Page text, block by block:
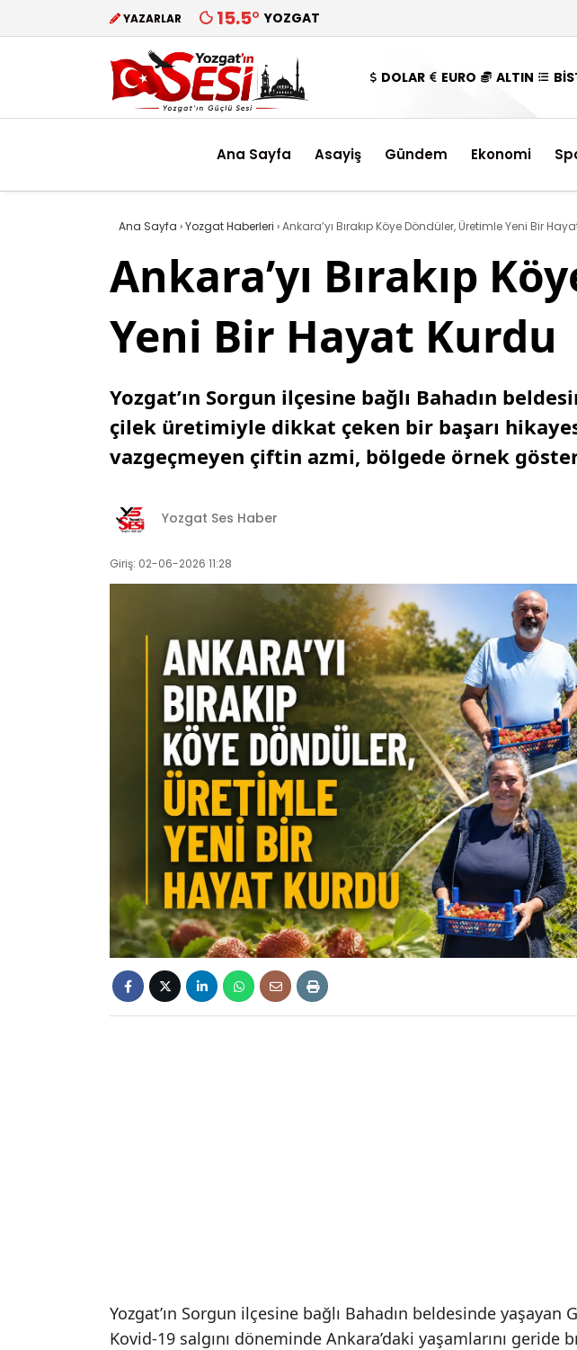
YAZARLAR 15.5° YOZGAT
DOLAR EURO ALTIN
Ana Sayfa Asayiş Gündem Ekonomi
Ana Sayfa ›Yozgat Haberleri ›Ankara’yı Bırakıp Köye Döndüler, Üretimle Yeni Bir
Ankara’yı Bırakıp
Yeni Bir Hayat Kurdu
Yozgat’ın Sorgun ilçesine bağlı Bahadın
çilek üretimiyle dikkat çeken bir başarı
vazgeçmeyen çiftin azmi, bölgede örnek
Yozgat Ses Haber
Giriş: 02-06-2026 11:28
Yozgat’ın Sorgun ilçesine bağlı Bahadın beldesinde
Kovid-19 salgını döneminde Ankara’daki yaşamlarını geride